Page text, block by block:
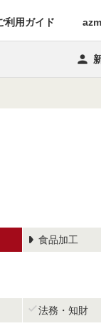
利用ガイド (current)

食品加工
 法務・知財